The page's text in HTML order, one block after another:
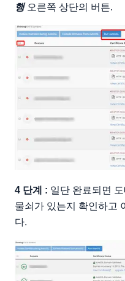
행오른쪽 상단의 버튼.
4 단계 : 일단 완료되면
물쇠가 있는지 확인하고
다.